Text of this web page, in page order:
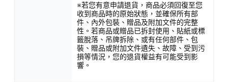
※若您有意申請退貨，商品必須回復至您
收到商品時的原始狀態，並確保所有部
件、內外包裝、贈品及附加文件的完整
性。若商品或贈品已拆封使用、貼紙或標
籤脫落、吊牌拆除、或有任何部件、包
裝、贈品或附加文件遺失、故障、受到污
損等情況，您的退貨權益有可能受到影
響。